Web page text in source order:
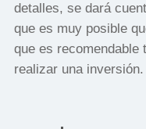
detalles, se dará
que es muy posible
que es recomendable
realizar una inversión.